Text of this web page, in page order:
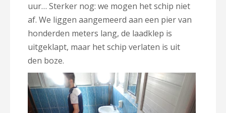
uur… Sterker nog: we mogen het schip niet
af. We liggen aangemeerd aan een pier van
honderden meters lang, de laadklep is
uitgeklapt, maar het schip verlaten is uit
den boze.